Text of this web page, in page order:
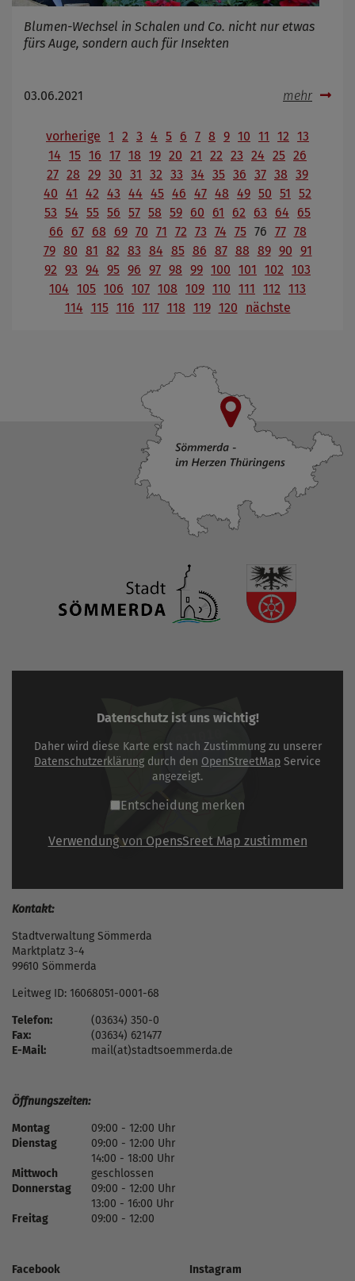
Blumen-Wechsel in Schalen und Co. nicht nur etwas
fürs Auge, sondern auch für Insekten
03.06.2021 mehr
vorherige 1 2 3 4 5 6 7 8 9 10 11 12 13
14 15 16 17 18 19 20 21 22 23 24 25 26
27 28 29 30 31 32 33 34 35 36 37 38 39
40 41 42 43 44 45 46 47 48 49 50 51
52
53 54 55 56 57 58 59 60 61 62 63 64
65
66
67 68 69 70 71 72 73 74 75 76 77 78
79 80 81 82 83 84 85 86 87 88 89 90 91
92 93 94 95 96 97 98 99 100 101 102 103
104 105 106 107 108 109 110 111 112 113
114 115 116 117 118 119 120 nächste
Datenschutz ist uns wichtig!
Daher wird diese Karte erst nach Zustimmung zu unserer
Datenschutzerklärung durch den OpenStreetMap Service
angezeigt.
Entscheidung merken
Verwendung von OpensSreet Map zustimmen
Kontakt:
Stadtverwaltung Sömmerda
Marktplatz 3-4
99610 Sömmerda
Leitweg ID: 16068051-0001-68
Telefon:
(03634) 350-0
Fax:
(03634) 621477
E-Mail:
mail(at)stadtsoemmerda.de
Öffnungszeiten:
Montag
09:00 - 12:00 Uhr
Dienstag
09:00 - 12:00 Uhr
14:00 - 18:00 Uhr
Mittwoch
geschlossen
Donnerstag
09:00 - 12:00 Uhr
13:00 - 16:00 Uhr
Freitag
09:00 - 12:00
Facebook Instagram